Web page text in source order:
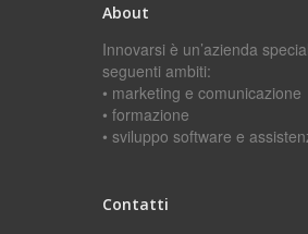
About
Innovarsi è un’azienda
seguenti ambiti:
• marketing e comunicazione
• formazione
• sviluppo software e
Contatti